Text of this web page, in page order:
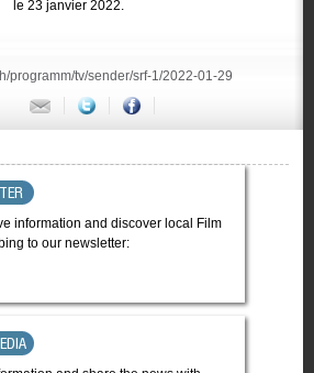
le 23 janvier 2022.
programm/tv/sender/srf-1/2022-01-29
information and discover local Film
to our newsletter: